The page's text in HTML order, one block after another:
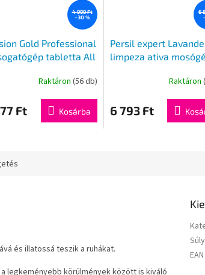
4 999 Ft
–30 %
Gold Professional
tabletta All
Raktáron (56 db)
Ft Kosárba
6
Persil expert
limpeza ativa
Raktáron
6 793 Ft
és illatossá teszik a ruhákat.
legkeményebb körülmények között is kiváló
Súly